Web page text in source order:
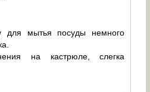
для мытья посуды немного
на кастрюле, слегка